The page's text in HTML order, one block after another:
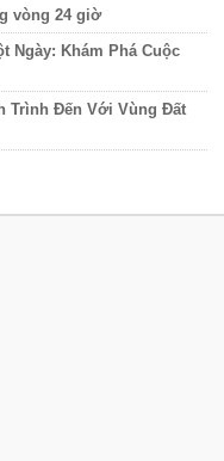
vòng 24 giờ
Ngày: Khám Phá Cuộc
Trình Đến Với Vùng Đất